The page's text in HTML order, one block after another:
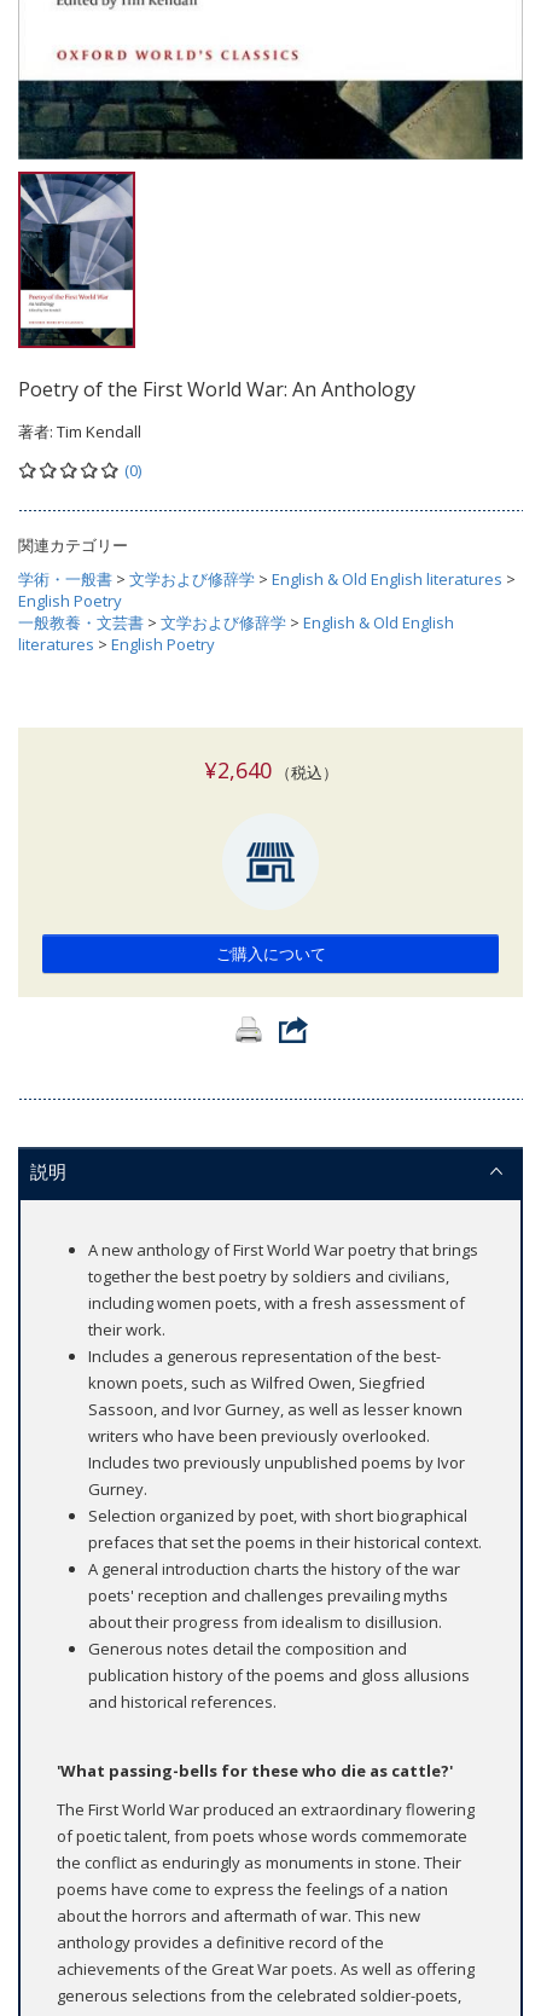
Poetry of the First World War: An Anthology
著者: Tim Kendall
(0)
関連カテゴリー
学術・一般書 > 文学および修辞学 > English & Old English literatures >
English Poetry
一般教養・文芸書 > 文学および修辞学 > English & Old English
literatures > English Poetry
¥2,640（税込）
ご購入について
説明
A new anthology of First World War poetry that brings
together the best poetry by soldiers and civilians,
including women poets, with a fresh assessment of
their work.
Includes a generous representation of the best-
known poets, such as Wilfred Owen, Siegfried
Sassoon, and Ivor Gurney, as well as lesser known
writers who have been previously overlooked.
Includes two previously unpublished poems by Ivor
Gurney.
Selection organized by poet, with short biographical
prefaces that set the poems in their historical context.
A general introduction charts the history of the war
poets' reception and challenges prevailing myths
about their progress from idealism to disillusion.
Generous notes detail the composition and
publication history of the poems and gloss allusions
and historical references.
'What passing-bells for these who die as cattle?'
The First World War produced an extraordinary flowering
of poetic talent, from poets whose words commemorate
the conflict as enduringly as monuments in stone. Their
poems have come to express the feelings of a nation
about the horrors and aftermath of war. This new
anthology provides a definitive record of the
achievements of the Great War poets. As well as offering
generous selections from the celebrated soldier-poets,